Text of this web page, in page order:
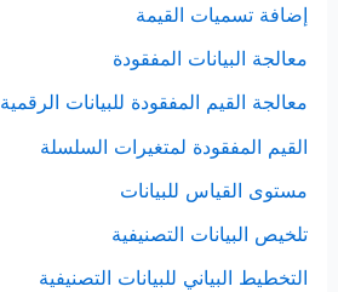
إضافة تسميات القيمة
معالجة البيانات المفقودة
معالجة القيم المفقودة للبيانات الرقمية
القيم المفقودة لمتغيرات السلسلة
مستوى القياس للبيانات
تلخيص البيانات التصنيفية
التخطيط البياني للبيانات التصنيفية